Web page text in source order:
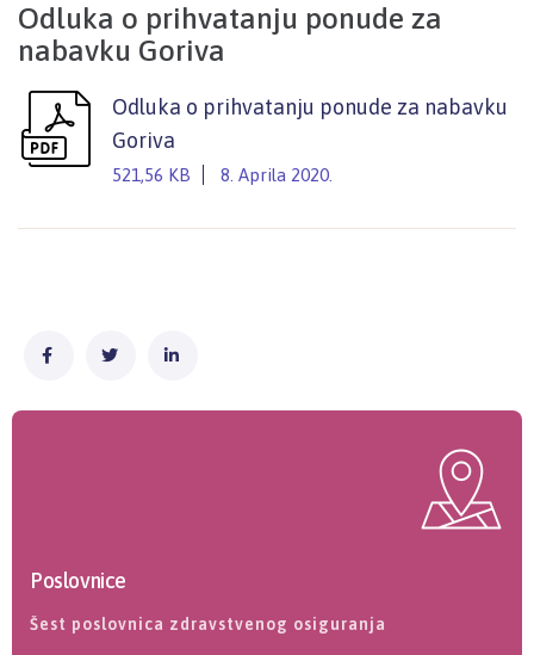
Odluka o prihvatanju ponude za
nabavku Goriva
Odluka o prihvatanju ponude za nabavku
Goriva
521,56 KB 8. Aprila 2020.
Poslovnice
Šest poslovnica zdravstvenog osiguranja